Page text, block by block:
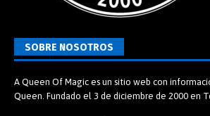
SOBRE NOSOTROS
A Queen Of Magic es un sitio web con
Queen. Fundado el 3 de diciembre de 2000 en